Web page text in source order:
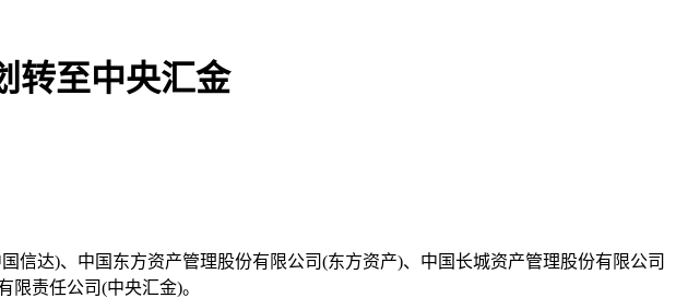
转至中央汇金
达)、中国东方资产管理股份有限公司(东方资产)、中国长城资产管理股份有限公司
责任公司(中央汇金)。